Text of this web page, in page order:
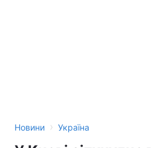
Новини › Україна